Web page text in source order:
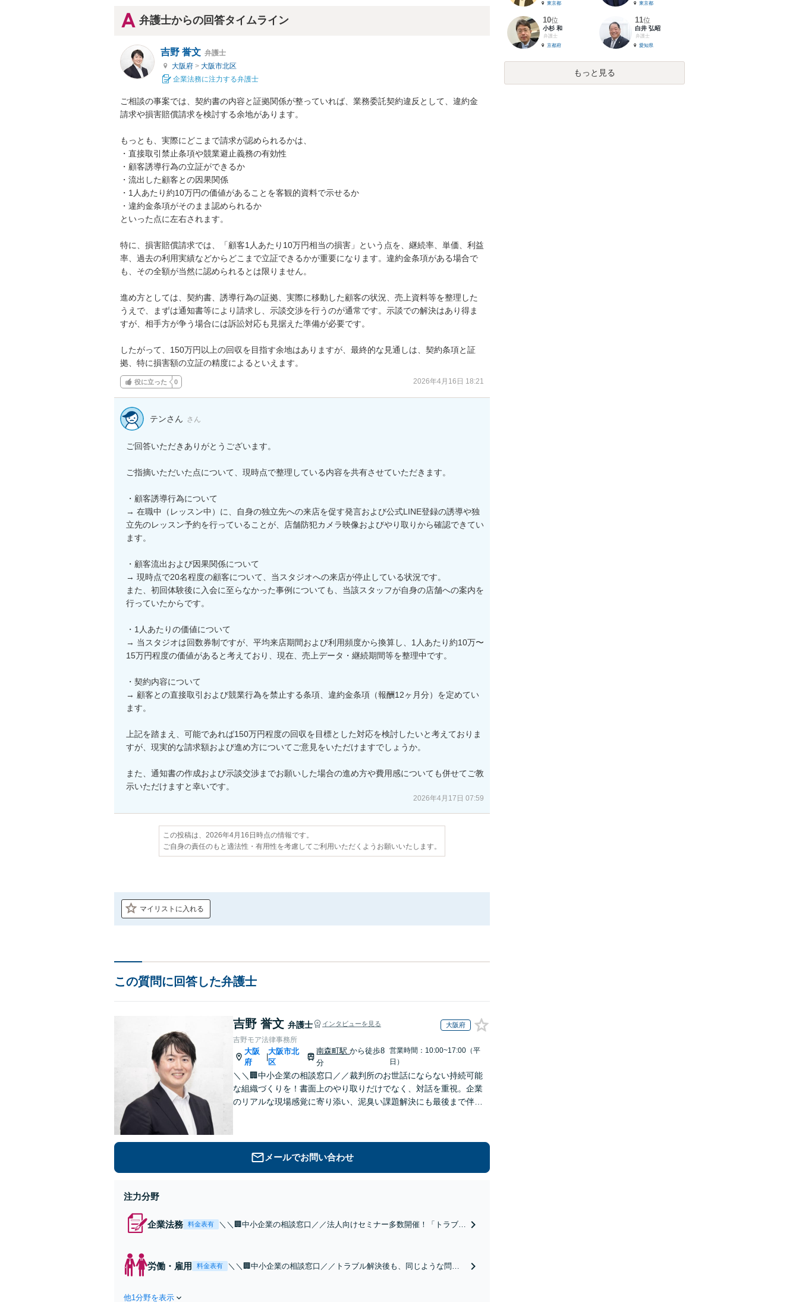
弁護士からの回答タイムライン
吉野 誉文 弁護士
大阪府 > 大阪市北区
企業法務に注力する弁護士
ご相談の事案では、契約書の内容と証拠関係が整っていれば、業務委託契約違反として、違約金
請求や損害賠償請求を検討する余地があります。
もっとも、実際にどこまで請求が認められるかは、
・直接取引禁止条項や競業避止義務の有効性
・顧客誘導行為の立証ができるか
・流出した顧客との因果関係
・1人あたり約10万円の価値があることを客観的資料で示せるか
・違約金条項がそのまま認められるか
といった点に左右されます。
特に、損害賠償請求では、「顧客1人あたり10万円相当の損害」という点を、継続率、単価、利益
率、過去の利用実績などからどこまで立証できるかが重要になります。違約金条項がある場合で
も、その全額が当然に認められるとは限りません。
進め方としては、契約書、誘導行為の証拠、実際に移動した顧客の状況、売上資料等を整理した
うえで、まずは通知書等により請求し、示談交渉を行うのが通常です。示談での解決はあり得ま
すが、相手方が争う場合には訴訟対応も見据えた準備が必要です。
したがって、150万円以上の回収を目指す余地はありますが、最終的な見通しは、契約条項と証
拠、特に損害額の立証の精度によるといえます。
役に立った 0 2026年4月16日 18:21
テンさん さん
ご回答いただきありがとうございます。
ご指摘いただいた点について、現時点で整理している内容を共有させていただきます。
・顧客誘導行為について
→ 在職中（レッスン中）に、自身の独立先への来店を促す発言および公式LINE登録の誘導や独
立先のレッスン予約を行っていることが、店舗防犯カメラ映像およびやり取りから確認できてい
ます。
・顧客流出および因果関係について
→ 現時点で20名程度の顧客について、当スタジオへの来店が停止している状況です。
また、初回体験後に入会に至らなかった事例についても、当該スタッフが自身の店舗への案内を
行っていたからです。
・1人あたりの価値について
→ 当スタジオは回数券制ですが、平均来店期間および利用頻度から換算し、1人あたり約10万〜
15万円程度の価値があると考えており、現在、売上データ・継続期間等を整理中です。
・契約内容について
→ 顧客との直接取引および競業行為を禁止する条項、違約金条項（報酬12ヶ月分）を定めてい
ます。
上記を踏まえ、可能であれば150万円程度の回収を目標とした対応を検討したいと考えておりま
すが、現実的な請求額および進め方についてご意見をいただけますでしょうか。
また、通知書の作成および示談交渉までお願いした場合の進め方や費用感についても併せてご教
示いただけますと幸いです。
2026年4月17日 07:59
この投稿は、2026年4月16日時点の情報です。
ご自身の責任のもと適法性・有用性を考慮してご利用いただくようお願いいたします。
マイリストに入れる
この質問に回答した弁護士
吉野 誉文 弁護士 インタビューを見る 大阪府
吉野モア法律事務所
大阪
府
|
大阪市北
区
南森町駅から徒歩8
分
営業時間：10:00~17:00（平
日）
＼＼🏢中小企業の相談窓口／／裁判所のお世話にならない持続可能
な組織づくりを！書面上のやり取りだけでなく、対話を重視。企業
のリアルな現場感覚に寄り添い、泥臭い課題解決にも最後まで伴走
メールでお問い合わせ
注力分野
企業法務 料金表有
＼＼🏢中小企業の相談窓口／／法人向けセミナー多数開催！「トラブル
【メール相談・web面談可能】
労働・雇用 料金表有
＼＼🏢中小企業の相談窓口／／トラブル解決後も、同じような問題
他1分野を表示
東京都
東京都
10位
小杉 和
弁護士
京都府
11位
白井 弘昭
弁護士
愛知県
もっと見る